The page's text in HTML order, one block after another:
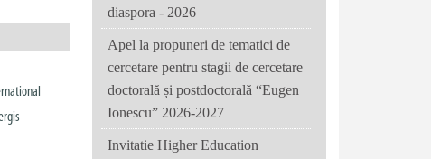
diaspora - 2026
Apel la propuneri de tematici de
cercetare pentru stagii de cercetare
doctorală și postdoctorală “Eugen
Ionescu” 2026-2027
Invitatie Higher Education